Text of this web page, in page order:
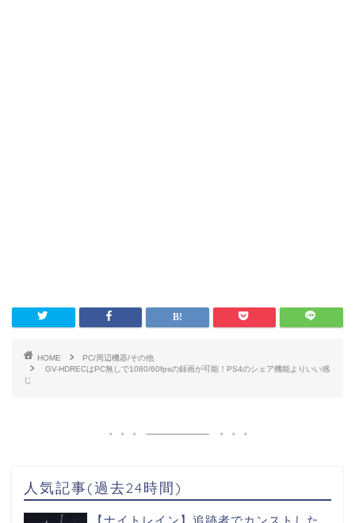
HOME
PC/周辺機器/その他
GV-HDRECはPC無しで1080/60fpsの録画が可能！PS4のシェア機能よりいい感
じ
人気記事(過去24時間)